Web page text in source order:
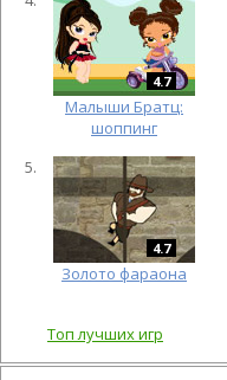
4.7
Малыши Братц:
шоппинг
4.7
Золото фараона
Топ лучших игр